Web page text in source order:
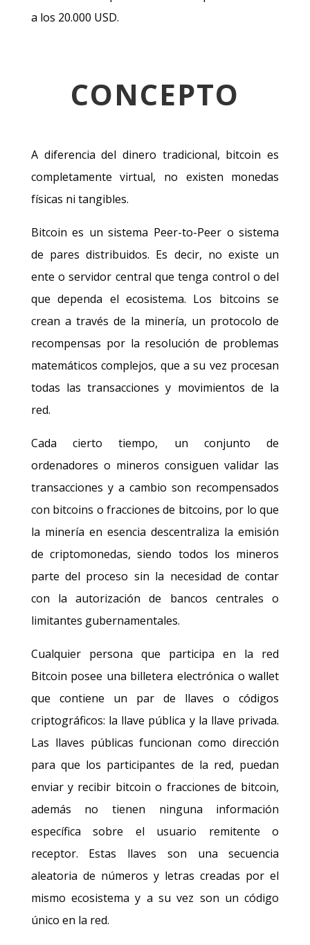
a los 20.000 USD.
CONCEPTO
A diferencia del dinero tradicional, bitcoin es
completamente virtual, no existen monedas
físicas ni tangibles.
Bitcoin es un sistema Peer-to-Peer o sistema
de pares distribuidos. Es decir, no existe un
ente o servidor central que tenga control o del
que dependa el ecosistema. Los bitcoins se
crean a través de la minería, un protocolo de
recompensas por la resolución de problemas
matemáticos complejos, que a su vez procesan
todas las transacciones y movimientos de la
red.
Cada cierto tiempo, un conjunto de
ordenadores o mineros consiguen validar las
transacciones y a cambio son recompensados
con bitcoins o fracciones de bitcoins, por lo que
la minería en esencia descentraliza la emisión
de criptomonedas, siendo todos los mineros
parte del proceso sin la necesidad de contar
con la autorización de bancos centrales o
limitantes gubernamentales.
Cualquier persona que participa en la red
Bitcoin posee una billetera electrónica o wallet
que contiene un par de llaves o códigos
criptográficos: la llave pública y la llave privada.
Las llaves públicas funcionan como dirección
para que los participantes de la red, puedan
enviar y recibir bitcoin o fracciones de bitcoin,
además no tienen ninguna información
específica sobre el usuario remitente o
receptor. Estas llaves son una secuencia
aleatoria de números y letras creadas por el
mismo ecosistema y a su vez son un código
único en la red.